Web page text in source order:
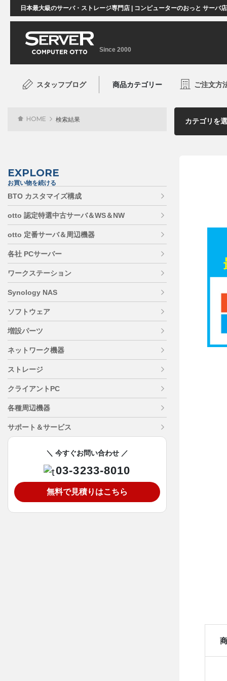
日本最大級のサーバ・ストレージ専門店 | コンピューターのおっと サーバ
Since 2000
スタッフブログ 商品カテゴリー ご注文方
HOME 検索結果
EXPLORE
お買い物を続ける
BTO カスタマイズ構成
otto 認定特選中古サーバ＆WS＆NW
otto 定番サーバ＆周辺機器
各社 PCサーバー
ワークステーション
Synology NAS
ソフトウェア
増設パーツ
ネットワーク機器
ストレージ
クライアントPC
各種周辺機器
サポート＆サービス
＼ 今すぐお問い合わせ ／
03-3233-8010
無料で見積りはこちら